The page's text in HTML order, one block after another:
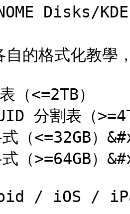
Disks/
自的格式化教學
（<=2TB）
分割表（
（<=32GB）
（>=64GB）
/ iOS /